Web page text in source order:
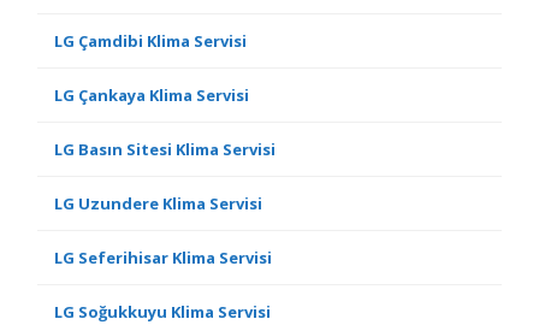
LG Çamdibi Klima Servisi
LG Çankaya Klima Servisi
LG Basın Sitesi Klima Servisi
LG Uzundere Klima Servisi
LG Seferihisar Klima Servisi
LG Soğukkuyu Klima Servisi